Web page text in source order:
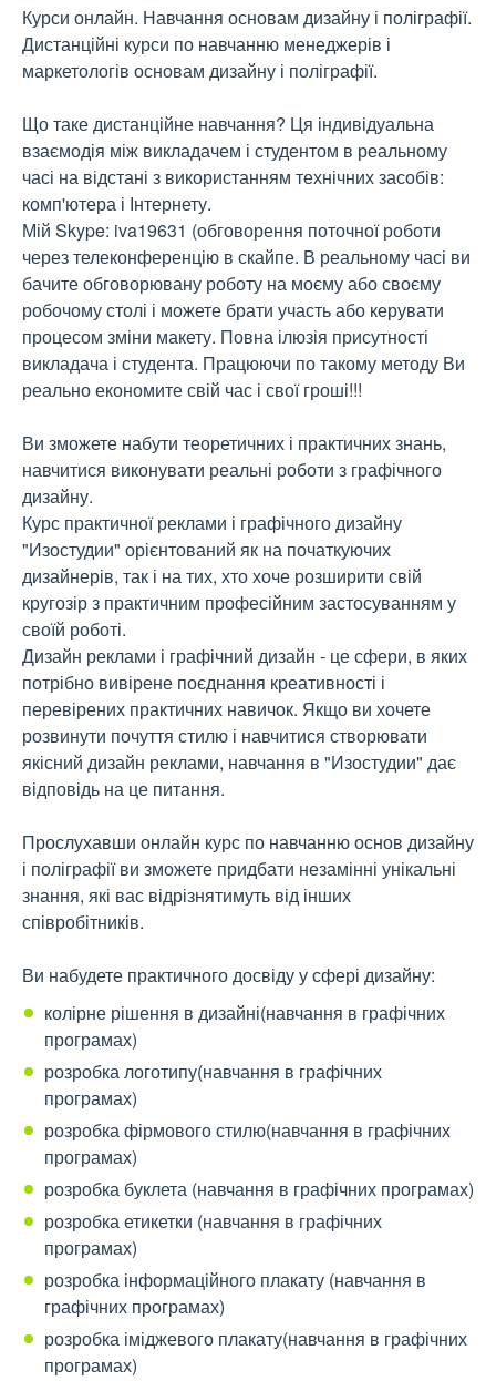
Курси онлайн. Навчання основам дизайну і поліграфії.
Дистанційні курси по навчанню менеджерів і
маркетологів основам дизайну і поліграфії.
Що таке дистанційне навчання? Ця індивідуальна
взаємодія між викладачем і студентом в реальному
часі на відстані з використанням технічних засобів:
комп'ютера і Інтернету.
Мій Skype: iva19631 (обговорення поточної роботи
через телеконференцію в скайпе. В реальному часі ви
бачите обговорювану роботу на моєму або своєму
робочому столі і можете брати участь або керувати
процесом зміни макету. Повна ілюзія присутності
викладача і студента. Працюючи по такому методу Ви
реально економите свій час і свої гроші!!!
Ви зможете набути теоретичних і практичних знань,
навчитися виконувати реальні роботи з графічного
дизайну.
Курс практичної реклами і графічного дизайну
"Изостудии" орієнтований як на початкуючих
дизайнерів, так і на тих, хто хоче розширити свій
кругозір з практичним професійним застосуванням у
своїй роботі.
Дизайн реклами і графічний дизайн - це сфери, в яких
потрібно вивірене поєднання креативності і
перевірених практичних навичок. Якщо ви хочете
розвинути почуття стилю і навчитися створювати
якісний дизайн реклами, навчання в "Изостудии" дає
відповідь на це питання.
Прослухавши онлайн курс по навчанню основ дизайну
і поліграфії ви зможете придбати незамінні унікальні
знання, які вас відрізнятимуть від інших
співробітників.
Ви набудете практичного досвіду у сфері дизайну:
колірне рішення в дизайні(навчання в графічних
програмах)
розробка логотипу(навчання в графічних
програмах)
розробка фірмового стилю(навчання в графічних
програмах)
розробка буклета (навчання в графічних програмах)
розробка етикетки (навчання в графічних
програмах)
розробка інформаційного плакату (навчання в
графічних програмах)
розробка іміджевого плакату(навчання в графічних
програмах)